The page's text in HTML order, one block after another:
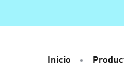
Inicio